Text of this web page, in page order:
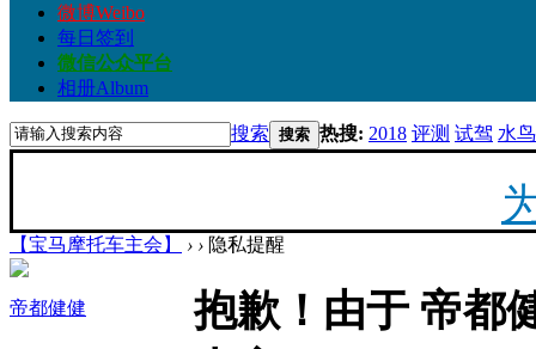
微博Weibo
每日签到
微信公众平台
相册Album
搜索 搜索 热搜: 2018 评测 试驾 水鸟
【宝马摩托车主会】 › › 隐私提醒
帝都健健
抱歉！由于 帝都